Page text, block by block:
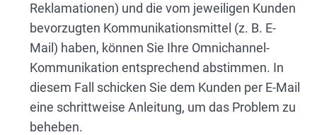
Reklamationen) und die vom jeweiligen Kunden
bevorzugten Kommunikationsmittel (z. B. E-
Mail) haben, können Sie Ihre Omnichannel-
Kommunikation entsprechend abstimmen. In
diesem Fall schicken Sie dem Kunden per E-Mail
eine schrittweise Anleitung, um das Problem zu
beheben.